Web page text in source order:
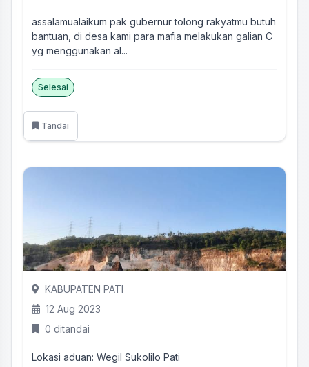
assalamualaikum pak gubernur tolong rakyatmu butuh
bantuan, di desa kami para mafia melakukan galian C
yg menggunakan al...
Selesai
Tandai
KABUPATEN PATI
12 Aug 2023
0 ditandai
Lokasi aduan: Wegil Sukolilo Pati